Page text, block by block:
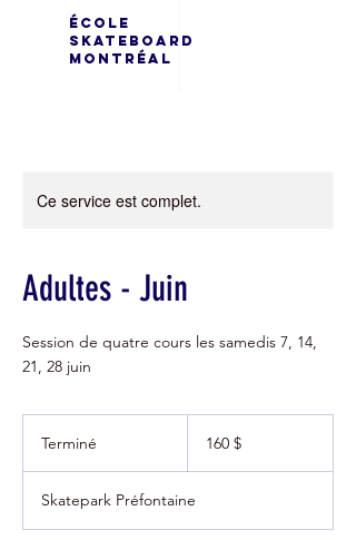
École
Skateboard
Montréal
Ce service est complet.
Adultes - Juin
Session de quatre cours les samedis 7, 14,
21, 28 juin
Terminé
m
i
canadiens
160 $
Skatepark Préfontaine